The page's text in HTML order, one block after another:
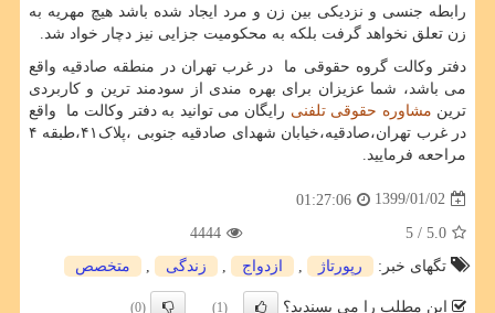
رابطه جنسی و نزدیکی بین زن و مرد ایجاد شده باشد هیچ مهریه به
زن تعلق نخواهد گرفت بلکه به محکومیت جزایی نیز دچار خواد شد.
دفتر وکالت گروه حقوقی ما در غرب تهران در منطقه صادقیه واقع
می باشد، شما عزیزان برای بهره مندی از سودمند ترین و کاربردی
ترین مشاوره حقوقی تلفنی رایگان می توانید به دفتر وکالت ما واقع
در غرب تهران،صادقیه،خیابان شهدای صادقیه جنوبی ،پلاک۴۱،طبقه ۴
مراحعه فرمایید.
1399/01/02
01:27:06
5.0
/ 5
4444
تگهای خبر:
رپورتاژ ازدواج زندگی متخصص
این مطلب را می پسندید؟ (1)
(0)